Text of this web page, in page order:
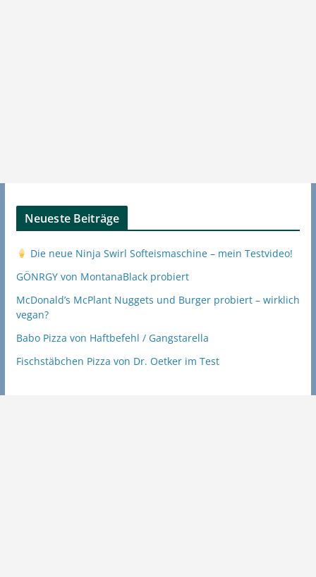
Neueste Beiträge
Die neue Ninja Swirl Softeismaschine – mein Testvideo!
GÖNRGY von MontanaBlack probiert
McDonald’s McPlant Nuggets und Burger probiert – wirklich
vegan?
Babo Pizza von Haftbefehl / Gangstarella
Fischstäbchen Pizza von Dr. Oetker im Test